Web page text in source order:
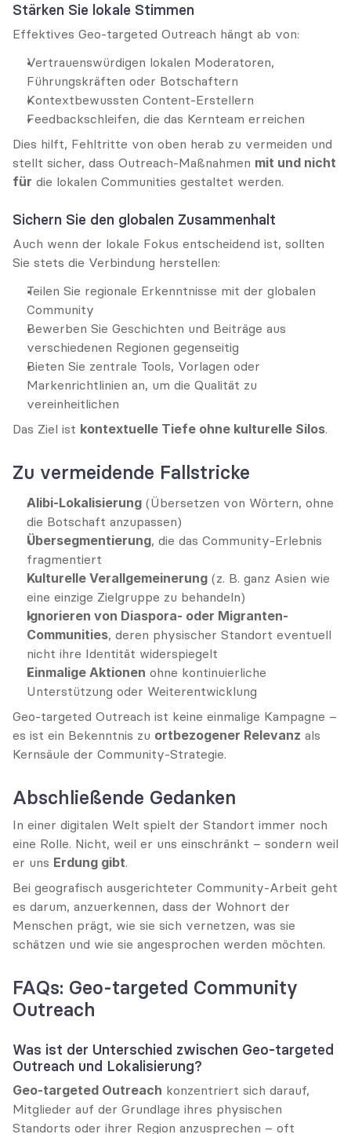
Stärken Sie lokale Stimmen
Effektives Geo-targeted Outreach hängt ab von:
Vertrauenswürdigen lokalen Moderatoren,
Führungskräften oder Botschaftern
Kontextbewussten Content-Erstellern
Feedbackschleifen, die das Kernteam erreichen
Dies hilft, Fehltritte von oben herab zu vermeiden und
stellt sicher, dass Outreach-Maßnahmen mit und nicht
für die lokalen Communities gestaltet werden.
Sichern Sie den globalen Zusammenhalt
Auch wenn der lokale Fokus entscheidend ist, sollten
Sie stets die Verbindung herstellen:
Teilen Sie regionale Erkenntnisse mit der globalen
Community
Bewerben Sie Geschichten und Beiträge aus
verschiedenen Regionen gegenseitig
Bieten Sie zentrale Tools, Vorlagen oder
Markenrichtlinien an, um die Qualität zu
vereinheitlichen
Das Ziel ist kontextuelle Tiefe ohne kulturelle Silos.
Zu vermeidende Fallstricke
Alibi-Lokalisierung (Übersetzen von Wörtern, ohne
die Botschaft anzupassen)
Übersegmentierung, die das Community-Erlebnis
fragmentiert
Kulturelle Verallgemeinerung (z. B. ganz Asien wie
eine einzige Zielgruppe zu behandeln)
Ignorieren von Diaspora- oder Migranten-
Communities, deren physischer Standort eventuell
nicht ihre Identität widerspiegelt
Einmalige Aktionen ohne kontinuierliche
Unterstützung oder Weiterentwicklung
Geo-targeted Outreach ist keine einmalige Kampagne –
es ist ein Bekenntnis zu ortbezogener Relevanz als
Kernsäule der Community-Strategie.
Abschließende Gedanken
In einer digitalen Welt spielt der Standort immer noch
eine Rolle. Nicht, weil er uns einschränkt – sondern weil
er uns Erdung gibt.
Bei geografisch ausgerichteter Community-Arbeit geht
es darum, anzuerkennen, dass der Wohnort der
Menschen prägt, wie sie sich vernetzen, was sie
schätzen und wie sie angesprochen werden möchten.
FAQs: Geo-targeted Community
Outreach
Was ist der Unterschied zwischen Geo-targeted
Outreach und Lokalisierung?
Geo-targeted Outreach konzentriert sich darauf,
Mitglieder auf der Grundlage ihres physischen
Standorts oder ihrer Region anzusprechen – oft